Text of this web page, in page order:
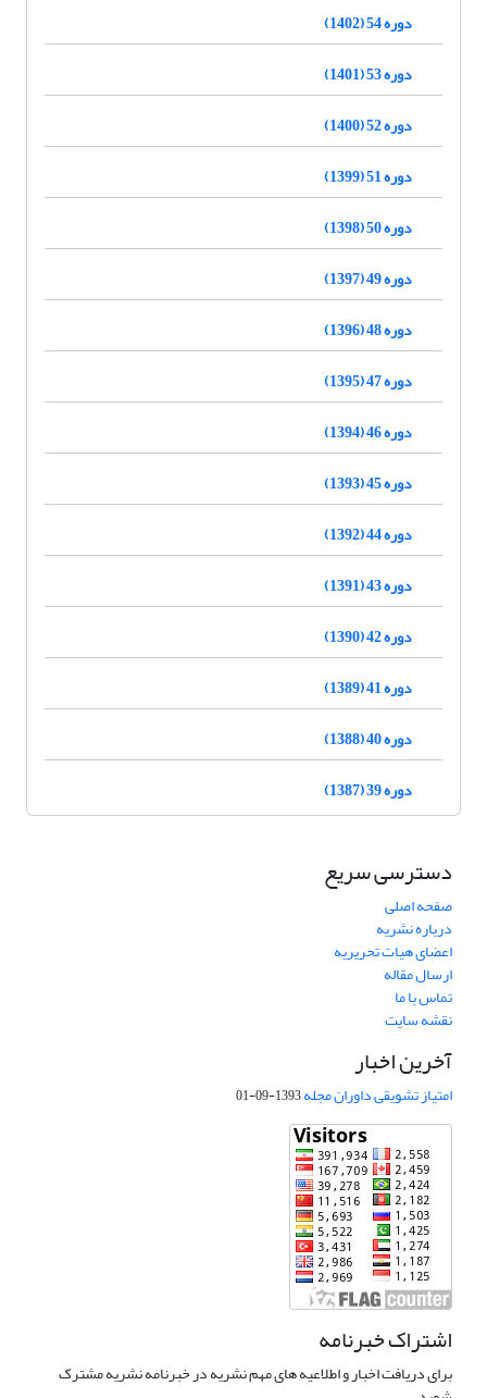
دوره 54 (1402)
دوره 53 (1401)
دوره 52 (1400)
دوره 51 (1399)
دوره 50 (1398)
دوره 49 (1397)
دوره 48 (1396)
دوره 47 (1395)
دوره 46 (1394)
دوره 45 (1393)
دوره 44 (1392)
دوره 43 (1391)
دوره 42 (1390)
دوره 41 (1389)
دوره 40 (1388)
دوره 39 (1387)
دسترسی سریع
صفحه اصلی
درباره نشریه
اعضای هیات تحریریه
ارسال مقاله
تماس با ما
نقشه سایت
آخرین اخبار
امتیاز تشویقی داوران مجله1393-09-01
اشتراک خبرنامه
برای دریافت اخبار و اطلاعیه های مهم نشریه در خبرنامه نشریه مشترک